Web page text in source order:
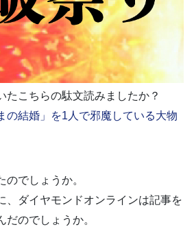
たこちらの駄文読みましたか？
の結婚」を1人で邪魔している大物
でしょうか。
、ダイヤモンドオンラインは記事を
のでしょうか。